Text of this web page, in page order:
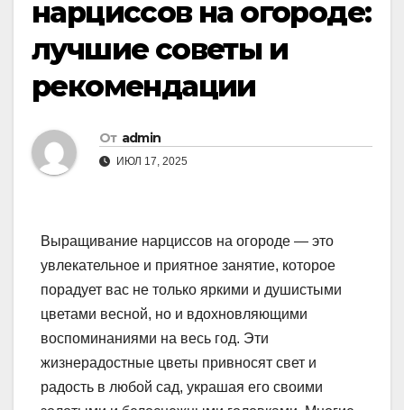
нарциссов на огороде:
лучшие советы и
рекомендации
От admin
ИЮЛ 17, 2025
Выращивание нарциссов на огороде — это
увлекательное и приятное занятие, которое
порадует вас не только яркими и душистыми
цветами весной, но и вдохновляющими
воспоминаниями на весь год. Эти
жизнерадостные цветы привносят свет и
радость в любой сад, украшая его своими